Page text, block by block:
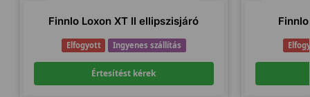
Finnlo Loxon XT II ellipszisjáró
Elfogyott Ingyenes szállítás
Értesítést kérek